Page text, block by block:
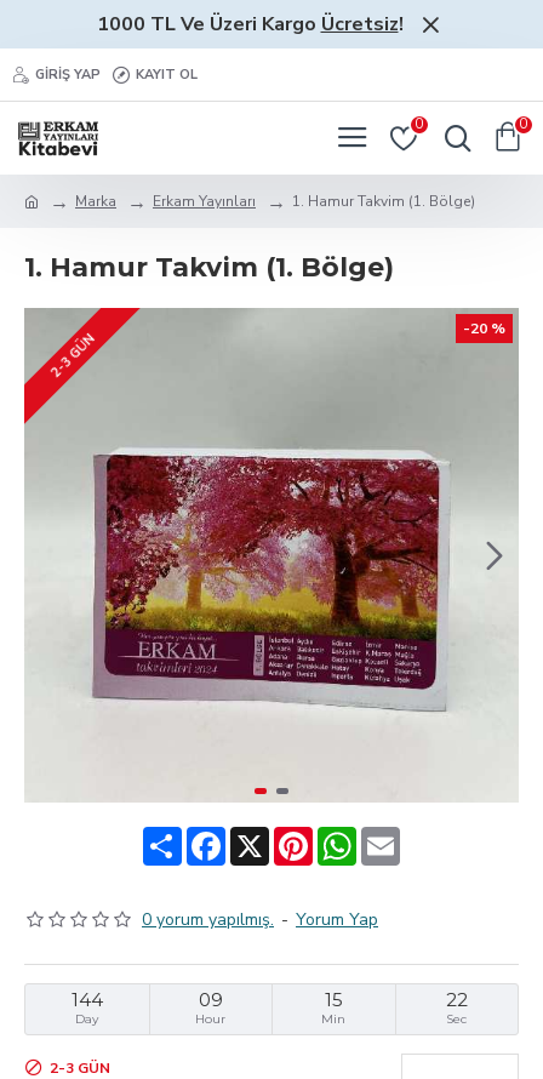
1000 TL Ve Üzeri Kargo Ücretsiz!
GIRIŞ YAP KAYIT OL
0 0
Marka Erkam Yayınları 1. Hamur Takvim (1. Bölge)
1. Hamur Takvim (1. Bölge)
-20 %
2-3 GÜN
ShareFacebook
X PinterestWhatsApp
Email
0 yorum yapılmış. - Yorum Yap
144
Day
09
Hour
15
Min
21
Sec
2-3 GÜN